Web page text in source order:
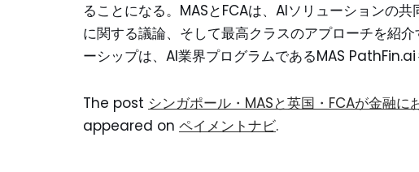
ることになる。MASとFCAは、AIソリューションの
に関する議論、そして最高クラスのアプローチを紹
ーシップは、AI業界プログラムであるMAS PathFin.ai
The post シンガポール・MASと英国・FCAが金融
appeared on ペイメントナビ.